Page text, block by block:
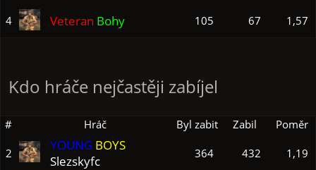
4 Veteran Bohy 105 67 1,57
Kdo hráče nejčastěji zabíjel
# Hráč Byl zabit Zabil Poměr
2 YOUNG BOYS
Slezskyfc
364 432 1,19